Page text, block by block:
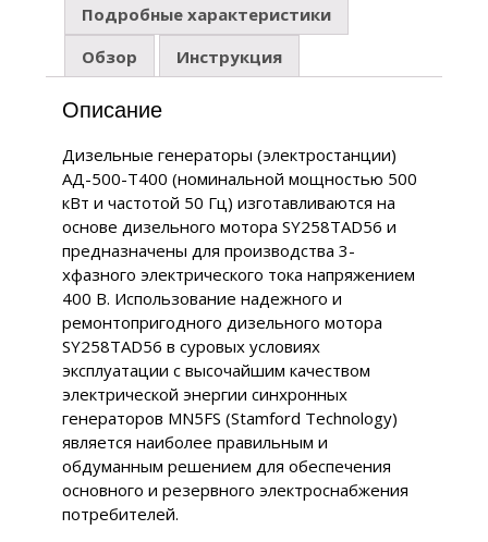
Подробные характеристики
Обзор
Инструкция
Описание
Дизельные генераторы (электростанции)
АД-500-Т400 (номинальной мощностью 500
кВт и частотой 50 Гц) изготавливаются на
основе дизельного мотора SY258TAD56 и
предназначены для производства 3-
хфазного электрического тока напряжением
400 В. Использование надежного и
ремонтопригодного дизельного мотора
SY258TAD56 в суровых условиях
эксплуатации с высочайшим качеством
электрической энергии синхронных
генераторов MN5FS (Stamford Technology)
является наиболее правильным и
обдуманным решением для обеспечения
основного и резервного электроснабжения
потребителей.